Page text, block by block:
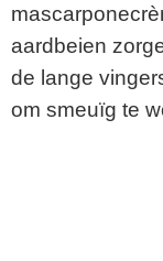
aardbeien
de lange
om smeuïg te